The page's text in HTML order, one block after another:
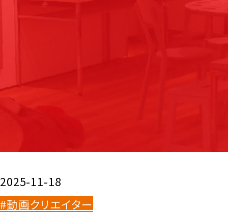
2025-11-18
#動画クリエイター